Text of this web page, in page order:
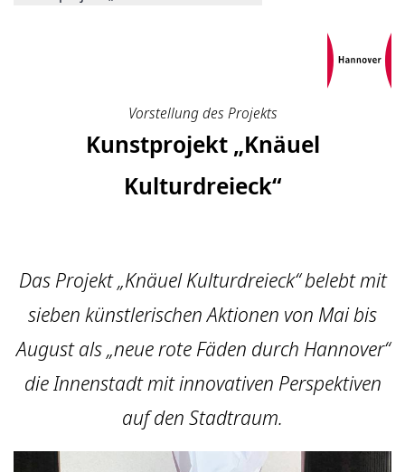
Vorstellung des Projekts
Kunstprojekt „Knäuel
Kulturdreieck“
Das Projekt „Knäuel Kulturdreieck“ belebt mit
sieben künstlerischen Aktionen von Mai bis
August als „neue rote Fäden durch Hannover“
die Innenstadt mit innovativen Perspektiven
auf den Stadtraum.